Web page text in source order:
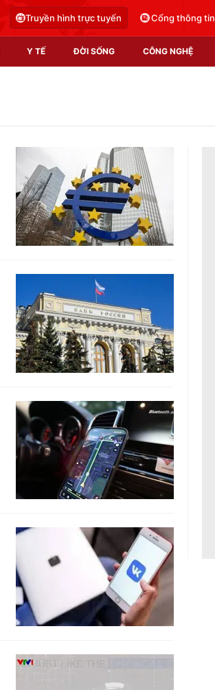
Truyền hình trực tuyến Cổng thông tin
Y TẾ ĐỜI SỐNG CÔNG NGHỆ
Video
Shorts video
Podcast
EMagazine
Photo
Infographic
Góc ảnh
Công nghệ
Hitech Công nghệ tương lai
Sản phẩm
Thị trường
Tư vấn